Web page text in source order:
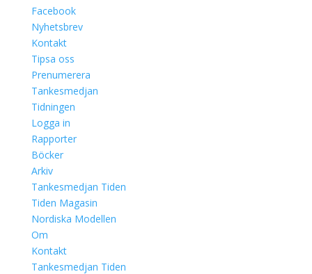
Facebook
Nyhetsbrev
Kontakt
Tipsa oss
Prenumerera
Tankesmedjan
Tidningen
Logga in
Rapporter
Böcker
Arkiv
Tankesmedjan Tiden
Tiden Magasin
Nordiska Modellen
Om
Kontakt
Tankesmedjan Tiden